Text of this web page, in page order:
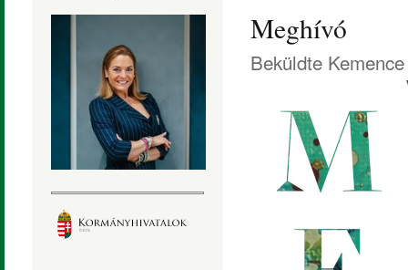
Meghívó
Beküldte